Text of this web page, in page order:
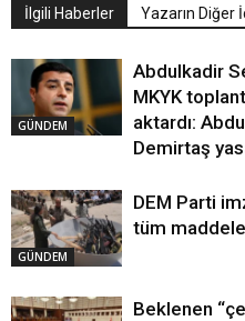
İlgili Haberler Yazarın Diğer
GÜNDEM
Abdulkadir
MKYK
aktardı:
Demirtaş
GÜNDEM
DEM Parti
tüm
Beklenen